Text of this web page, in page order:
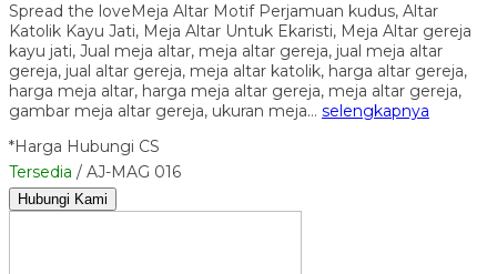
Spread the loveMeja Altar Motif Perjamuan kudus, Altar
Katolik Kayu Jati, Meja Altar Untuk Ekaristi, Meja Altar gereja
kayu jati, Jual meja altar, meja altar gereja, jual meja altar
gereja, jual altar gereja, meja altar katolik, harga altar gereja,
harga meja altar, harga meja altar gereja, meja altar gereja,
gambar meja altar gereja, ukuran meja… selengkapnya
*Harga Hubungi CS
Tersedia / AJ-MAG 016
Hubungi Kami